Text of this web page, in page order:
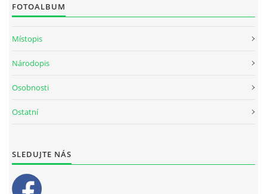
FOTOALBUM
Místopis
Národopis
Osobnosti
Ostatní
SLEDUJTE NÁS